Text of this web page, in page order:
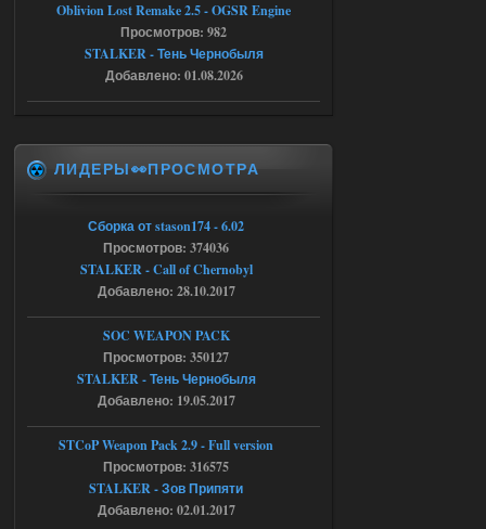
патч я установил после
установки мода, да, ладно,
наверное вы правы придется ожидать
Stalker-Mods-Clan-su
Ответить ➤
05.08.2026
AndreySA
[05.08.26
20:23:10.934] [17468]
FATAL ERROR
[error]Expression : FATAL ERROR
[error]Function :
CScriptEngine::lua_pcall_failed
[error]File : D:\a\OGSR-
Engine\OGSR-
Engine\ogsr_engine\COMMON_AI\scrip
Oblivion Lost Remake 2.5 - OGSR Engine
Просмотров: 982
STALKER - Тень Чернобыля
Добавлено: 01.08.2026
ЛИДЕРЫ👀ПРОСМОТРА
Сборка от stason174 - 6.02
Просмотров: 374036
STALKER - Call of Chernobyl
Добавлено: 28.10.2017
SOC WEAPON PACK
Просмотров: 350127
STALKER - Тень Чернобыля
Добавлено: 19.05.2017
STCoP Weapon Pack 2.9 - Full version
Просмотров: 316575
STALKER - Зов Припяти
Добавлено: 02.01.2017